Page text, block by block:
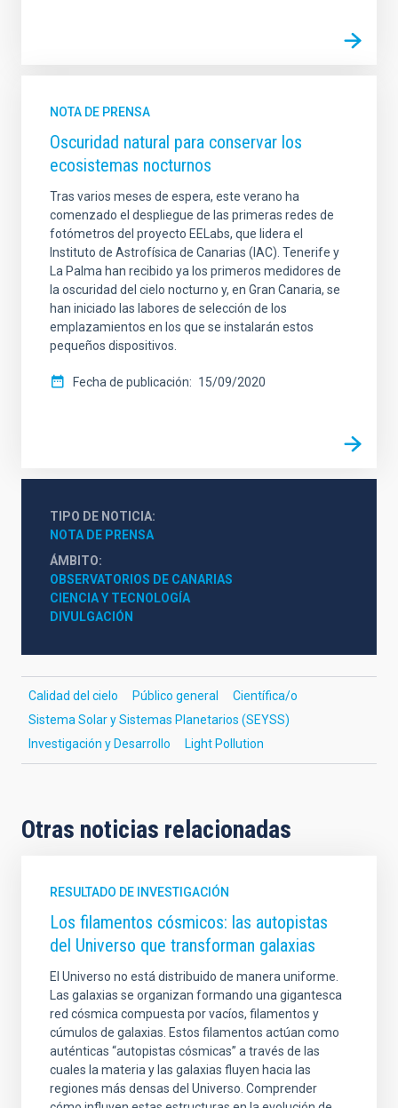
NOTA DE PRENSA
Oscuridad natural para conservar los
ecosistemas nocturnos
Tras varios meses de espera, este verano ha
comenzado el despliegue de las primeras redes de
fotómetros del proyecto EELabs, que lidera el
Instituto de Astrofísica de Canarias (IAC). Tenerife y
La Palma han recibido ya los primeros medidores de
la oscuridad del cielo nocturno y, en Gran Canaria, se
han iniciado las labores de selección de los
emplazamientos en los que se instalarán estos
pequeños dispositivos.
Fecha de publicación 15/09/2020
TIPO DE NOTICIA
NOTA DE PRENSA
ÁMBITO
OBSERVATORIOS DE CANARIAS
CIENCIA Y TECNOLOGÍA
DIVULGACIÓN
Calidad del cielo Público general
Científica/o
Sistema Solar y Sistemas Planetarios (SEYSS)
Investigación y Desarrollo
Light Pollution
Otras noticias relacionadas
RESULTADO DE INVESTIGACIÓN
Los filamentos cósmicos: las autopistas
del Universo que transforman galaxias
El Universo no está distribuido de manera uniforme.
Las galaxias se organizan formando una gigantesca
red cósmica compuesta por vacíos, filamentos y
cúmulos de galaxias. Estos filamentos actúan como
auténticas “autopistas cósmicas” a través de las
cuales la materia y las galaxias fluyen hacia las
regiones más densas del Universo. Comprender